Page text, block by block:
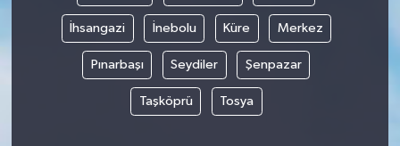
İhsangazi İnebolu Küre Merkez
Pınarbaşı Seydiler Şenpazar
Taşköprü Tosya